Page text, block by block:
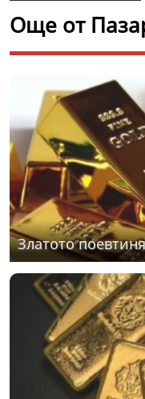
Още от
Златото